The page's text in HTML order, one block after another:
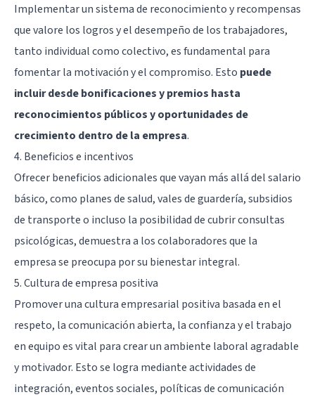
Implementar un sistema de reconocimiento y recompensas
que valore los logros y el desempeño de los trabajadores,
tanto individual como colectivo, es fundamental para
fomentar la motivación y el compromiso. Esto puede
incluir desde bonificaciones y premios hasta
reconocimientos públicos y oportunidades de
crecimiento dentro de la empresa.
4. Beneficios e incentivos
Ofrecer beneficios adicionales que vayan más allá del salario
básico, como planes de salud, vales de guardería, subsidios
de transporte o incluso la posibilidad de cubrir consultas
psicológicas, demuestra a los colaboradores que la
empresa se preocupa por su bienestar integral.
5. Cultura de empresa positiva
Promover una cultura empresarial positiva basada en el
respeto, la comunicación abierta, la confianza y el trabajo
en equipo es vital para crear un ambiente laboral agradable
y motivador. Esto se logra mediante actividades de
integración, eventos sociales, políticas de comunicación